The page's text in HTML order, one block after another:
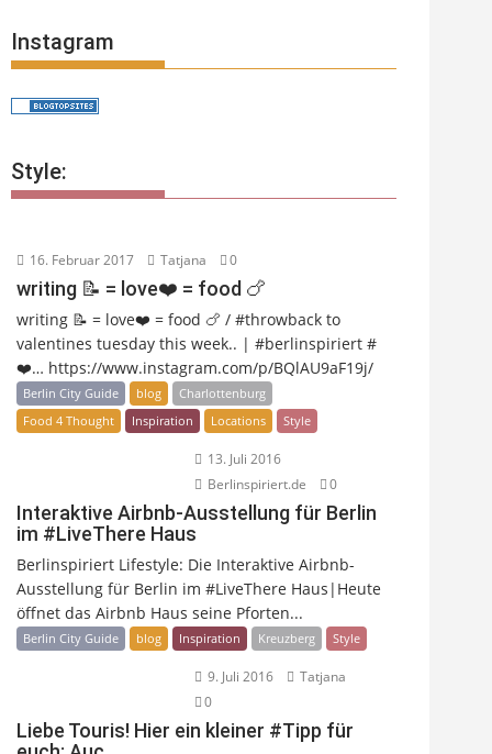
Instagram
Style:
16. Februar 2017 Tatjana 0
writing 📝 = love❤️ = food 🍗
writing 📝 = love❤️ = food 🍗 / #throwback to
valentines tuesday this week.. | #berlinspiriert #
❤️… https://www.instagram.com/p/BQlAU9aF19j/
Berlin City Guide blog
Charlottenburg
Food 4 Thought
Inspiration Locations Style
13. Juli 2016
Berlinspiriert.de
0
Interaktive Airbnb-Ausstellung für Berlin
im #LiveThere Haus
Berlinspiriert Lifestyle: Die Interaktive Airbnb-
Ausstellung für Berlin im #LiveThere Haus|Heute
öffnet das Airbnb Haus seine Pforten...
Berlin City Guide blog Inspiration Kreuzberg Style
9. Juli 2016
Tatjana
0
Liebe Touris! Hier ein kleiner #Tipp für